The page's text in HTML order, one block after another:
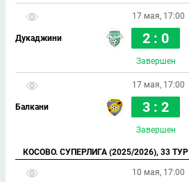
17 мая, 17:00
Дукаджини 2 : 0
Завершен
17 мая, 17:00
Балкани 3 : 2
Завершен
КОСОВО. СУПЕРЛИГА (2025/2026), 33 ТУР
10 мая, 17:00